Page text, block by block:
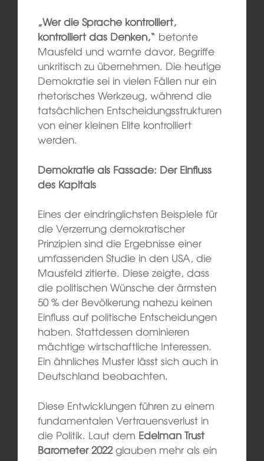
„Wer die Sprache kontrolliert,
kontrolliert das Denken,“ betonte
Mausfeld und warnte davor, Begriffe
unkritisch zu übernehmen. Die heutige
Demokratie sei in vielen Fällen nur ein
rhetorisches Werkzeug, während die
tatsächlichen Entscheidungsstrukturen
von einer kleinen Elite kontrolliert
werden.
Demokratie als Fassade: Der Einfluss
des Kapitals
Eines der eindringlichsten Beispiele für
die Verzerrung demokratischer
Prinzipien sind die Ergebnisse einer
umfassenden Studie in den USA, die
Mausfeld zitierte. Diese zeigte, dass
die politischen Wünsche der ärmsten
50 % der Bevölkerung nahezu keinen
Einfluss auf politische Entscheidungen
haben. Stattdessen dominieren
mächtige wirtschaftliche Interessen.
Ein ähnliches Muster lässt sich auch in
Deutschland beobachten.
Diese Entwicklungen führen zu einem
fundamentalen Vertrauensverlust in
die Politik. Laut dem Edelman Trust
Barometer 2022glauben mehr als ein